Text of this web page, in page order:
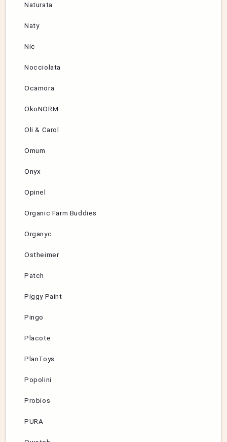
Naturata
Naty
Nic
Nocciolata
Ocamora
ÖkoNORM
Oli & Carol
Omum
Onyx
Opinel
Organic Farm Buddies
Organyc
Ostheimer
Patch
Piggy Paint
Pingo
Placote
PlanToys
Popolini
Probios
PURA